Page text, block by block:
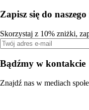
Zapisz się do
Skorzystaj z 10% zniżki,
Bądźmy w kontakcie
Znajdź nas w mediach